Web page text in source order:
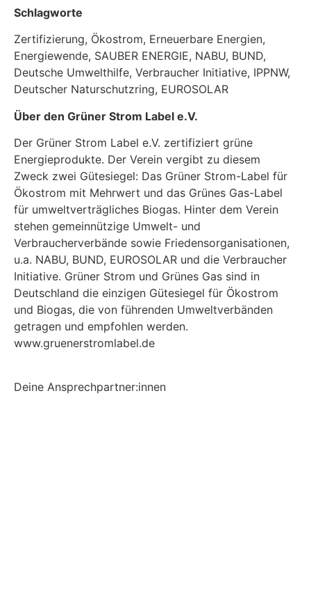
Schlagworte
Zertifizierung, Ökostrom, Erneuerbare Energien,
Energiewende, SAUBER ENERGIE, NABU, BUND,
Deutsche Umwelthilfe, Verbraucher Initiative, IPPNW,
Deutscher Naturschutzring, EUROSOLAR
Über den Grüner Strom Label e.V.
Der Grüner Strom Label e.V. zertifiziert grüne
Energieprodukte. Der Verein vergibt zu diesem
Zweck zwei Gütesiegel: Das Grüner Strom-Label für
Ökostrom mit Mehrwert und das Grünes Gas-Label
für umweltverträgliches Biogas. Hinter dem Verein
stehen gemeinnützige Umwelt- und
Verbraucherverbände sowie Friedensorganisationen,
u.a. NABU, BUND, EUROSOLAR und die Verbraucher
Initiative. Grüner Strom und Grünes Gas sind in
Deutschland die einzigen Gütesiegel für Ökostrom
und Biogas, die von führenden Umweltverbänden
getragen und empfohlen werden.
www.gruenerstromlabel.de
Deine Ansprechpartner:innen